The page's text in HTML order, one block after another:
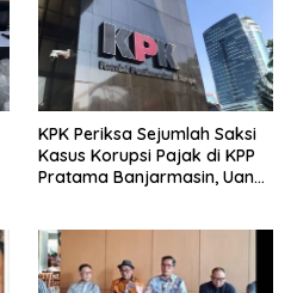
KPK Periksa Sejumlah Saksi
Kasus Korupsi Pajak di KPP
Pratama Banjarmasin, Uang